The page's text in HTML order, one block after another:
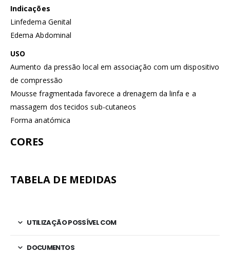
Indicações
Linfedema Genital
Edema Abdominal
USO
Aumento da pressão local em associação com um dispositivo
de compressão
Mousse fragmentada favorece a drenagem da linfa e a
massagem dos tecidos sub-cutaneos
Forma anatómica
CORES
TABELA DE MEDIDAS
UTILIZAÇÃO POSSÍVEL COM
DOCUMENTOS